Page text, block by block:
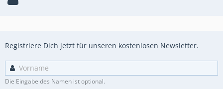
Registriere Dich jetzt für unseren kostenlosen Newsletter.
Die Eingabe des Namen ist optional.